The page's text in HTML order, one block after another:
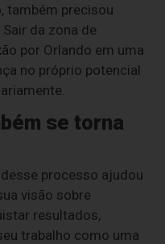
também precisou
da zona de
por Orlando em uma
no próprio potencial
se torna
processo ajudou
visão sobre
resultados,
trabalho como uma